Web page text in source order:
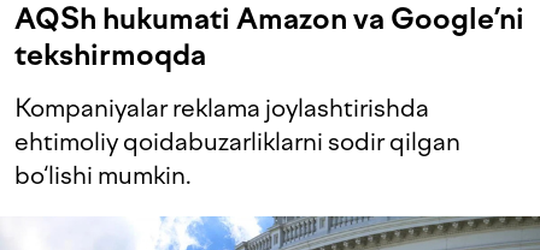
AQSh hukumati Amazon va Google’ni
tekshirmoqda
Kompaniyalar reklama joylashtirishda
ehtimoliy qoidabuzarliklarni sodir qilgan
bo‘lishi mumkin.